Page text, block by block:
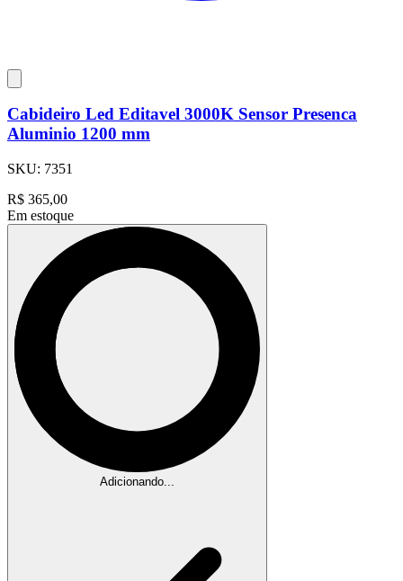
Cabideiro Led Editavel 3000K Sensor Presenca
Aluminio 1200 mm
SKU: 7351
R$ 365,00
Em estoque
Adicionando...